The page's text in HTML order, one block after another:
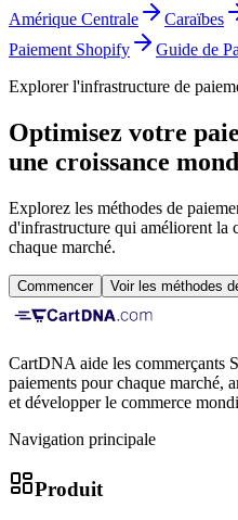
Amérique Centrale Caraïbes
Paiement Shopify
Guide de
Explorer l'infrastructure de
Optimisez votre
une croissance
Explorez les méthodes de
d'infrastructure qui améliorent la
chaque marché.
Commencer Voir les méthodes
CartDNA aide les commerçants
paiements pour chaque marché,
et développer le commerce
Navigation principale
Produit